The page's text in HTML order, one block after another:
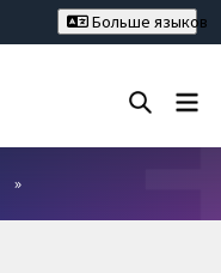
Больше языков